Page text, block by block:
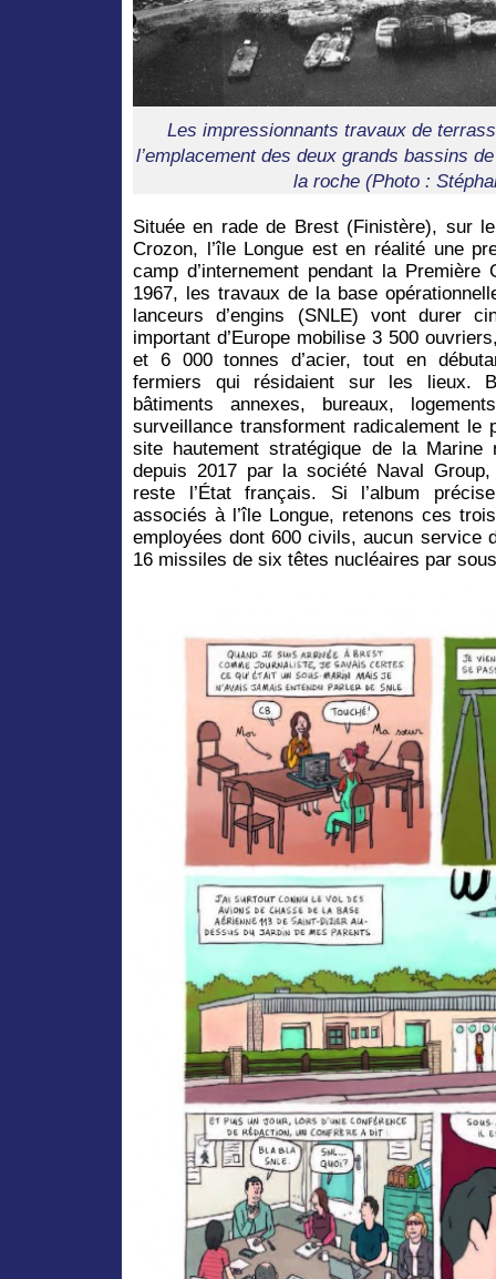
Les impressionnants travaux de
l’emplacement des deux grands bassins
la roche (Photo :
Située en rade de Brest (Finistère), sur
Crozon, l’île Longue est en réalité une
camp d’internement pendant la Première
1967, les travaux de la base
lanceurs d’engins (SNLE) vont durer
important d’Europe mobilise 3 500
et 6 000 tonnes d’acier, tout en
fermiers qui résidaient sur les lieux.
bâtiments annexes, bureaux,
surveillance transforment radicalement le
site hautement stratégique de la Marine
depuis 2017 par la société Naval Group,
reste l’État français. Si l’album
associés à l’île Longue, retenons ces
employées dont 600 civils, aucun service
16 missiles de six têtes nucléaires par